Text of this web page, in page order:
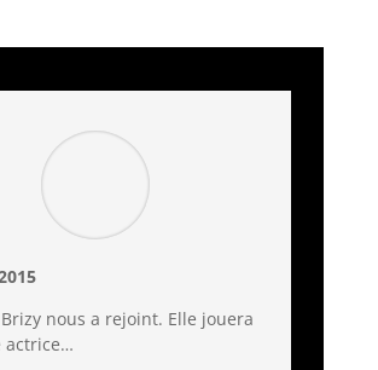
nous a rejoint. Elle jouera
actrice…